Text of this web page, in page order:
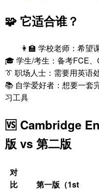
🧩 它适合谁？
👩‍🏫 学校老师：希望
🎓 学生/考生：备考FCE
👔 职场人士：需要用英语
📚 自学爱好者：想要一套
习工具
🆚 Cambridge
版 vs 第二版
对
比
第一版（1st